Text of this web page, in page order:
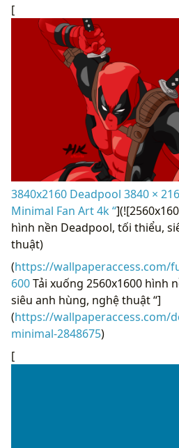
[
3840x2160 Deadpool 3840 ×
Minimal Fan Art 4k “
hình nền Deadpool, tối thiểu,
thuật)
(https://wallpaperaccess.com/
600Tải xuống 2560x1600 hình
siêu anh hùng, nghệ thuật “]
(https://wallpaperaccess.com/
minimal-2848675)
[